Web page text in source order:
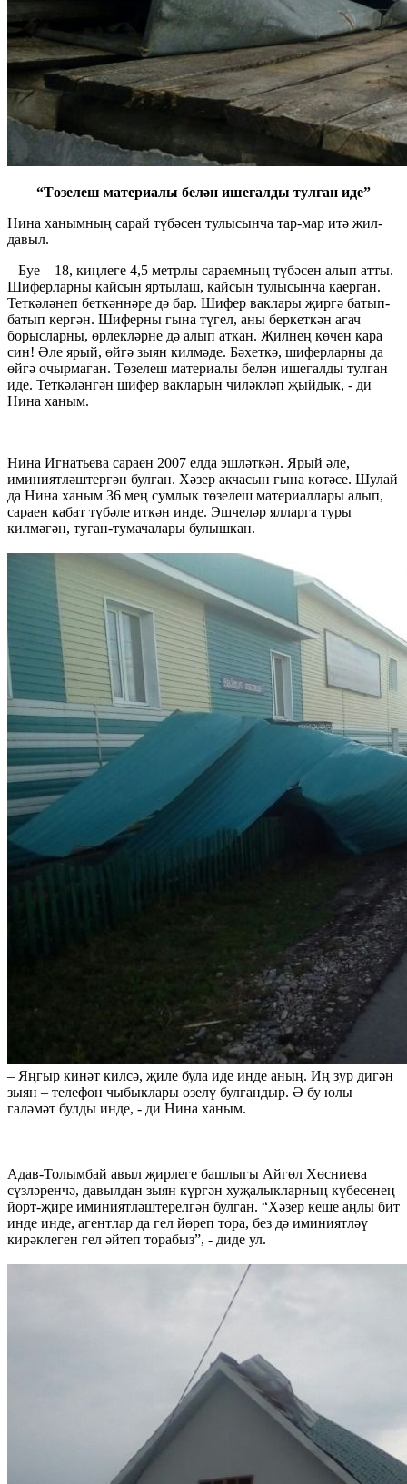
“Төзелеш материалы белән ишегалды тулган иде”
Нина ханымның сарай түбәсен тулысынча тар-мар итә җил-
давыл.
– Буе – 18, киңлеге 4,5 метрлы сараемның түбәсен алып атты.
Шиферларны кайсын яртылаш, кайсын тулысынча каерган.
Теткәләнеп беткәннәре дә бар. Шифер ваклары җиргә батып-
батып кергән. Шиферны гына түгел, аны беркеткән агач
борысларны, өрлекләрне дә алып аткан. Җилнең көчен кара
син! Әле ярый, өйгә зыян килмәде. Бәхеткә, шиферларны да
өйгә очырмаган. Төзелеш материалы белән ишегалды тулган
иде. Теткәләнгән шифер вакларын чиләкләп җыйдык, - ди
Нина ханым.
Нина Игнатьева сараен 2007 елда эшләткән. Ярый әле,
иминиятләштергән булган. Хәзер акчасын гына көтәсе. Шулай
да Нина ханым 36 мең сумлык төзелеш материаллары алып,
сараен кабат түбәле иткән инде. Эшчеләр ялларга туры
килмәгән, туган-тумачалары булышкан.
– Яңгыр кинәт килсә, җиле була иде инде аның. Иң зур дигән
зыян – телефон чыбыклары өзелү булгандыр. Ә бу юлы
галәмәт булды инде, - ди Нина ханым.
Адав-Толымбай авыл җирлеге башлыгы Айгөл Хөсниева
сүзләренчә, давылдан зыян күргән хуҗалыкларның күбесенең
йорт-җире иминиятләштерелгән булган. “Хәзер кеше аңлы бит
инде инде, агентлар да гел йөреп тора, без дә иминиятләү
кирәклеген гел әйтеп торабыз”, - диде ул.